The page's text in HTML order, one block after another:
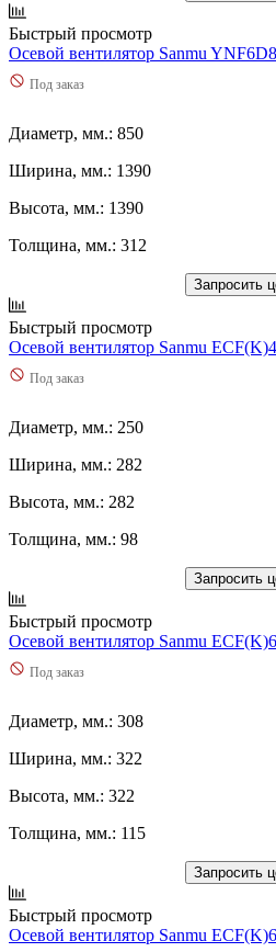
Быстрый просмотр
Осевой вентилятор Sanmu
Под заказ
Диаметр, мм.: 850
Ширина, мм.: 1390
Высота, мм.: 1390
Толщина, мм.: 312
Запросить
Быстрый просмотр
Осевой вентилятор Sanmu
Под заказ
Диаметр, мм.: 250
Ширина, мм.: 282
Высота, мм.: 282
Толщина, мм.: 98
Запросить
Быстрый просмотр
Осевой вентилятор Sanmu
Под заказ
Диаметр, мм.: 308
Ширина, мм.: 322
Высота, мм.: 322
Толщина, мм.: 115
Запросить
Быстрый просмотр
Осевой вентилятор Sanmu